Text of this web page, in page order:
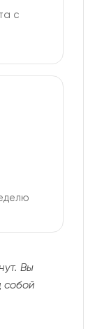
с
Вы
собой